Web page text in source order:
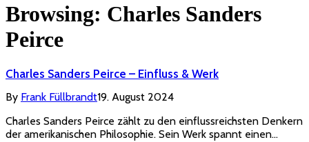
Browsing: Charles Sanders
Peirce
Charles Sanders Peirce – Einfluss & Werk
By Frank Füllbrandt19. August 2024
Charles Sanders Peirce zählt zu den einflussreichsten Denkern
der amerikanischen Philosophie. Sein Werk spannt einen…